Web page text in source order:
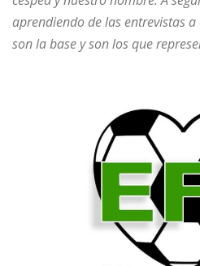
aprendiendo de las entrevistas
son la base y son los que